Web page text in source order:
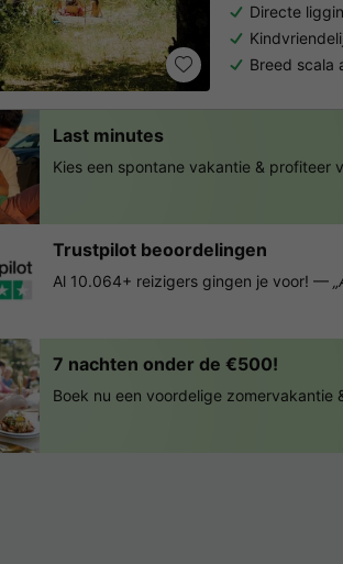
Directe
Breed scala
Last minutes
Kies een spontane vakantie & profiteer
Trustpilot beoordelingen
Al 10.064+ reizigers gingen je voor! —
7 nachten onder de €500!
Boek nu een voordelige zomervakantie